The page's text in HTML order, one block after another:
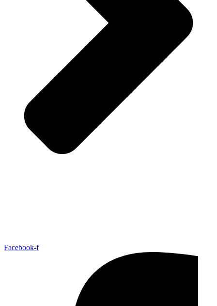
Facebook-f